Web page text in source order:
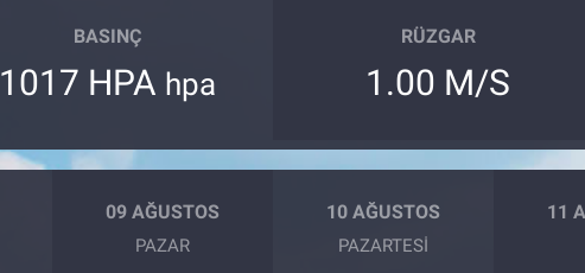
BASINÇ
1017 HPA hpa
RÜZGAR
1.00 M/S
09 AĞUSTOS
PAZAR
10 AĞUSTOS
PAZARTESI
11